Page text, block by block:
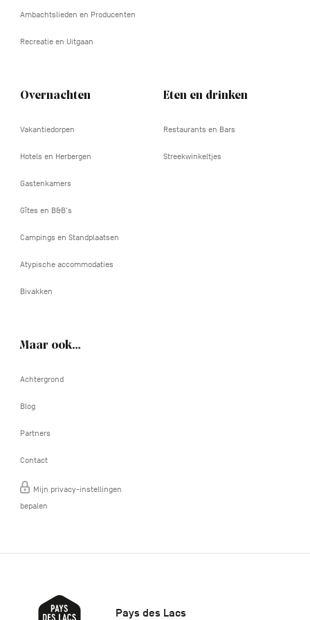
Ambachtslieden en Producenten
Recreatie en Uitgaan
Overnachten
Vakantiedorpen
Hotels en Herbergen
Gastenkamers
Gîtes en B&B's
Campings en Standplaatsen
Atypische accommodaties
Bivakken
Eten en drinken
Restaurants en Bars
Streekwinkeltjes
Maar ook…
Achtergrond
Blog
Partners
Contact
Mijn privacy-instellingen
bepalen
Pays des Lacs